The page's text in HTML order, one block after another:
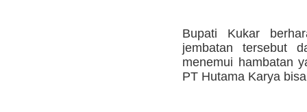
Bupati Kukar
jembatan tersebut
menemui hambatan
PT Hutama Karya